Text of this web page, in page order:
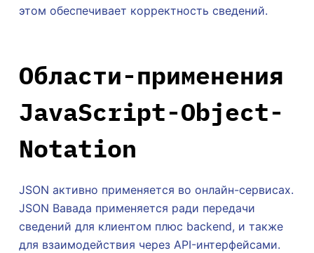
этом обеспечивает корректность сведений.
Области-применения
JavaScript-Object-
Notation
JSON активно применяется во онлайн-сервисах.
JSON Вавада применяется ради передачи
сведений для клиентом плюс backend, и также
для взаимодействия через API-интерфейсами.